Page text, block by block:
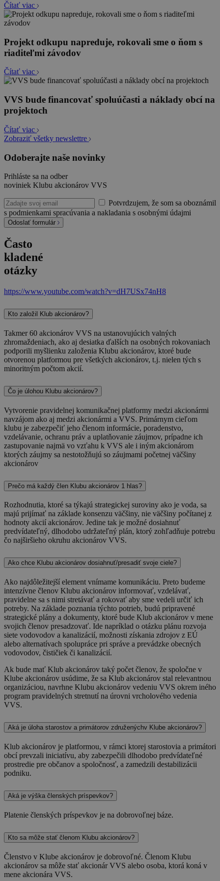
Čítať viac
Projekt odkupu napreduje, rokovali sme o ňom s
riaditeľmi závodov
Čítať viac
VVS bude financovať spoluúčasti a náklady obcí na
projektoch
Čítať viac
Zobraziť všetky newslettre
Odoberajte naše novinky
Prihláste sa na odber
noviniek Klubu akcionárov VVS
Potvrdzujem, že som sa oboznámil
s podmienkami spracúvania a nakladania s osobnými údajmi
Odoslať formulár
Často
kladené
otázky
https://www.youtube.com/watch?v=dH7USx74nH8
Kto založil Klub akcionárov?
Takmer 60 akcionárov VVS na ustanovujúcich valných
zhromaždeniach, ako aj desiatka ďalších na osobných rokovaniach
podporili myšlienku založenia Klubu akcionárov, ktoré bude
otvorenou platformou pre všetkých akcionárov, t.j. nielen tých s
minoritným počtom akcií.
Čo je úlohou Klubu akcionárov?
Vytvorenie pravidelnej komunikačnej platformy medzi akcionármi
navzájom ako aj medzi akcionármi a VVS. Primárnym cieľom
klubu je zabezpečiť jeho členom informácie, poradenstvo,
vzdelávanie, ochranu práv a uplatňovanie záujmov, prípadne ich
zastupovanie najmä vo vzťahu k VVS ale i iným akcionárom
ktorých záujmy sa nestotožňujú so záujmami početnej väčšiny
akcionárov
Prečo má každý člen Klubu akcionárov 1 hlas?
Rozhodnutia, ktoré sa týkajú strategickej suroviny ako je voda, sa
majú prijímať na základe konsenzu väčšiny, nie väčšiny počítanej z
hodnoty akcií akcionárov. Jedine tak je možné dosiahnuť
predvídateľný, dlhodobo udržateľný plán, ktorý zohľadňuje potrebu
čo najširšieho okruhu akcionárov VVS.
Ako chce Klubu akcionárov dosiahnuť/presadiť svoje ciele?
Ako najdôležitejší element vnímame komunikáciu. Preto budeme
intenzívne členov Klubu akcionárov informovať, vzdelávať,
pravidelne sa s nimi stretávať a rokovať aby sme vedeli určiť ich
potreby. Na základe poznania týchto potrieb, budú pripravené
strategické plány a dokumenty, ktoré bude Klub akcionárov v mene
svojich členov presadzovať. Ide napríklad o otázku plánu rozvoja
siete vodovodov a kanalizácií, možnosti získania zdrojov z EÚ
alebo alternatívach spolupráce pri správe a prevádzke obecných
vodovodov, čističiek či kanalizácií.
Ak bude mať Klub akcionárov taký počet členov, že spoločne v
Klube akcionárov usúdime, že sa Klub akcionárov stal relevantnou
organizáciou, navrhne Klubu akcionárov vedeniu VVS okrem iného
program pravidelných stretnutí na úrovni vrcholového vedenia
VVS.
Aká je úloha starostov a primátorov združenýchv Klube akcionárov?
Klub akcionárov je platformou, v rámci ktorej starostovia a primátori
obcí prevzali iniciatívu, aby zabezpečili dlhodobo predvídateľné
prostredie pre občanov a spoločnosť, a zamedzili destabilizácii
podniku.
Aká je výška členských príspevkov?
Platenie členských príspevkov je na dobrovoľnej báze.
Kto sa môže stať členom Klubu akcionárov?
Členstvo v Klube akcionárov je dobrovoľné. Členom Klubu
akcionárov sa môže stať akcionár VVS alebo osoba, ktorá koná v
mene akcionára VVS.